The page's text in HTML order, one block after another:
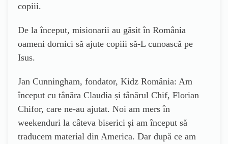
copiii.
De la început, misionarii au găsit în România
oameni dornici să ajute copiii să-L cunoască pe
Isus.
Jan Cunningham, fondator, Kidz România: Am
început cu tânăra Claudia și tânărul Chif, Florian
Chifor, care ne-au ajutat. Noi am mers în
weekenduri la câteva biserici și am început să
traducem material din America. Dar după ce am